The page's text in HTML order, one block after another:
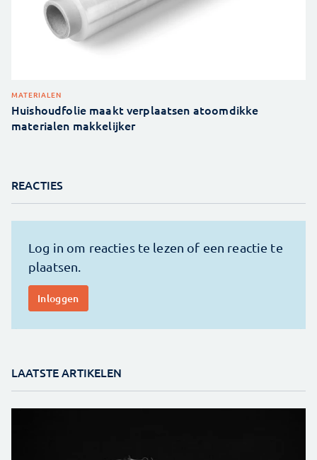
MATERIALEN
Huishoudfolie maakt verplaatsen atoomdikke
materialen makkelijker
REACTIES
LAATSTE ARTIKELEN